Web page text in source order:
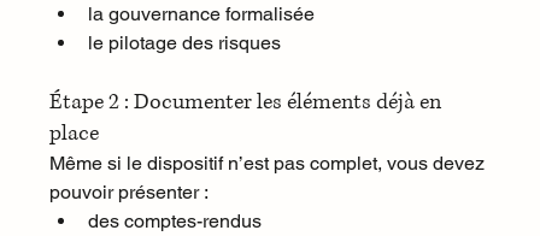
la gouvernance formalisée
le pilotage des risques
Étape 2 : Documenter les éléments déjà en
place
Même si le dispositif n’est pas complet, vous devez
pouvoir présenter :
des comptes-rendus